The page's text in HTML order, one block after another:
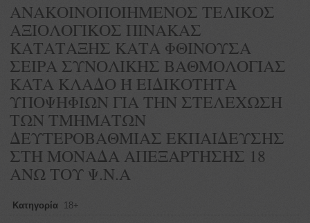
ΑΝΑΚΟΙΝΟΠΟΙΗΜΕΝΟΣ ΤΕΛΙΚΟΣ
ΑΞΙΟΛΟΓΙΚΟΣ ΠΙΝΑΚΑΣ
ΚΑΤΑΤΑΞΗΣ ΚΑΤΑ ΦΘΙΝΟΥΣΑ
ΣΕΙΡΑ ΣΥΝΟΛΙΚΗΣ ΒΑΘΜΟΛΟΓΙΑΣ
KATA ΚΛΑΔΟ Ή ΕΙΔΙΚΟΤΗΤΑ
ΥΠΟΨΗΦΙΩΝ ΓΙΑ ΤΗΝ ΣΤΕΛΕΧΩΣΗ
ΤΩΝ ΤΜΗΜΑΤΩΝ
ΔΕΥΤΕΡΟΒΑΘΜΙΑΣ ΕΚΠΑΙΔΕΥΣΗΣ
ΣΤΗ ΜΟΝΑΔΑ ΑΠΕΞΑΡΤΗΣΗΣ 18
ΑΝΩ ΤΟΥ Ψ.Ν.Α
Κατηγορία 18+